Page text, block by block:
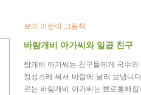
보리 어린이 그림책
바람개비 아가씨와 일곱 친구
람개비 아가씨는 친구들에게 국수
정성스레 써서 바람에 날려 보냅니
르는 바람개비 아가씨는 뾰로통해